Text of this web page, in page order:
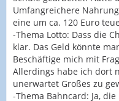
Umfangreichere
eine um ca. 120 Euro
-Thema Lotto: Dass die
klar. Das Geld könnte
Beschäftige mich mit
Allerdings habe ich dort
unerwartet Großes zu
-Thema Bahncard: Ja,